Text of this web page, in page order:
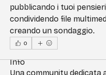
pubblicando i tuoi
condividendo file
creando un sondaggio.
0
Info
Una community dedicata